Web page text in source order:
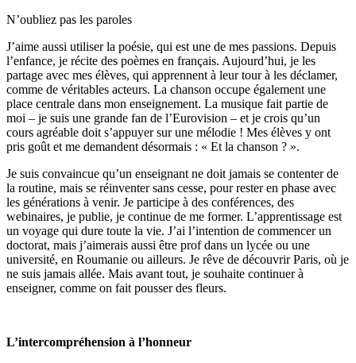
N’oubliez pas les paroles
J’aime aussi utiliser la poésie, qui est une de mes passions. Depuis
l’enfance, je récite des poèmes en français. Aujourd’hui, je les
partage avec mes élèves, qui apprennent à leur tour à les déclamer,
comme de véritables acteurs. La chanson occupe également une
place centrale dans mon enseignement. La musique fait partie de
moi – je suis une grande fan de l’Eurovision – et je crois qu’un
cours agréable doit s’appuyer sur une mélodie ! Mes élèves y ont
pris goût et me demandent désormais : « Et la chanson ? ».
Je suis convaincue qu’un enseignant ne doit jamais se contenter de
la routine, mais se réinventer sans cesse, pour rester en phase avec
les générations à venir. Je participe à des conférences, des
webinaires, je publie, je continue de me former. L’apprentissage est
un voyage qui dure toute la vie. J’ai l’intention de commencer un
doctorat, mais j’aimerais aussi être prof dans un lycée ou une
université, en Roumanie ou ailleurs. Je rêve de découvrir Paris, où je
ne suis jamais allée. Mais avant tout, je souhaite continuer à
enseigner, comme on fait pousser des fleurs.
L’intercompréhension à l’honneur